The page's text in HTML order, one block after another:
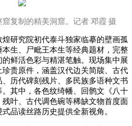
复制的精美洞窟。记者 邓霞 摄
煌研究院初代泰斗独家临摹的壁画孤
生、尸毗王本生等经典题材，完整
鲜活色彩与精湛笔触。现场集中展
贵原件，涵盖汉代边关简牍、古代
历代碑刻残片、多民族多语种文书
其中，各色纹绮幡、回鹘文《八十
叶、古代调色碗等稀缺文物首度面
品读丝路历史提供全新视角。